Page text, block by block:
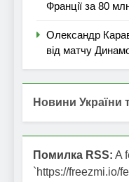
Франції за 80
Олександр
від матчу
Новини України
Помилка RSS: A
`https://freezmi.io/